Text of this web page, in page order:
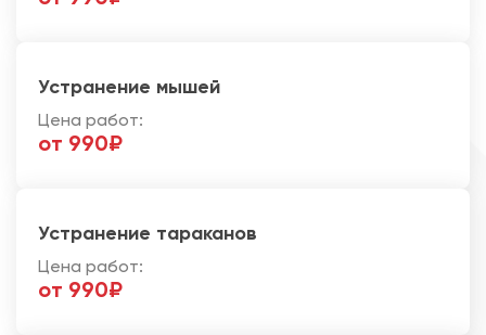
Устранение мышей
Цена работ:
от 990₽
Устранение тараканов
Цена работ:
от 990₽